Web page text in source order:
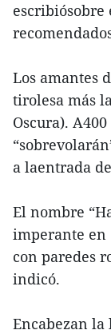
escribiósobre
Los amantes
tirolesa más
Oscura).
a laentrada
El nombre
imperante en
con paredes
indicó.
Encabezan la